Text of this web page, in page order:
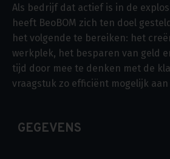
Als bedrijf dat actief is in de
heeft BeoBOM zich ten doel
het volgende te bereiken: het
werkplek, het besparen van geld
tijd door mee te denken met de
vraagstuk zo efficiënt mogelijk
GEGEVENS